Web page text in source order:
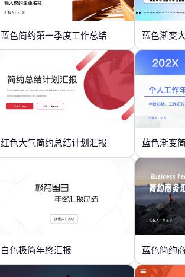
蓝色简约第一季度工作总结 蓝色渐变
红色大气简约总结计划汇报
白色极简年终汇报 蓝色简约